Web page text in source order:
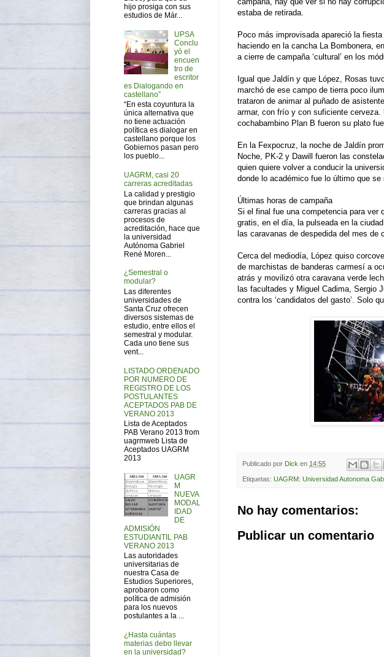
estaba de retirada.
Poco más improvisada apareció la
haciendo en la cancha La Bombonera,
a cierre de campaña ‘cultural’ en los
Igual que Jaldín y que López, Rosas
marchó de ese campo de tierra poco
trataron de animar al puñado de
armar, con frío y con suficiente
cochabambino Plan B fueron su plato
En la Fexpocruz, la noche de Jaldín
Noche, PK-2 y Dawill fueron las
quien quiere volver a conducir la
donde lo académico fue lo último que
Últimas horas de campaña
Si el final fue una competencia para ver
gratis, en el día, la pulseada en la
las caravanas de despedida del mes de
Cerca del mediodía, López quiso
de marchistas de banderas carmesí a
atrás y movilizó otra caravana verde
las facultades y Miguel Cadima, Sergio
contra los ‘candidatos del gasto’. Solo
Publicado por Dick en 14:55
Etiquetas: UAGRM: Universidad Autonoma
No hay comentarios:
Publicar un comentario
hijo prosiga con sus
estudios de Már...
UPSA
Conclu
yó el
encuen
tro de
escritor
es Dialogando en
castellano”
“En esta coyuntura la
única alternativa que
no tiene actuación
política es dialogar en
castellano porque los
Gobiernos pasan pero
los pueblo...
UAGRM, casi 20
carreras acreditadas
La calidad y prestigio
que brindan algunas
carreras gracias al
procesos de
acreditación, hace que
la universidad
Autónoma Gabriel
René Moren...
¿Semestral o
modular?
Las diferentes
universidades de
Santa Cruz ofrecen
diversos sistemas de
estudio, entre ellos el
semestral y modular.
Cada uno tiene sus
vent...
LISTADO ORDENADO
POR NUMERO DE
REGISTRO DE LOS
POSTULANTES
ACEPTADOS PAB DE
VERANO 2013
Lista de Aceptados
PAB Verano 2013 from
uagrmweb Lista de
Aceptados UAGRM
2013
UAGR
M
NUEVA
MODAL
IDAD
DE
ADMISIÓN
ESTUDIANTIL PAB
VERANO 2013
Las autoridades
universitarias de
nuestra Casa de
Estudios Superiores,
aprobaron como
política de admisión
para los nuevos
postulantes a la ...
¿Hasta cuántas
materias debo llevar
en la universidad?